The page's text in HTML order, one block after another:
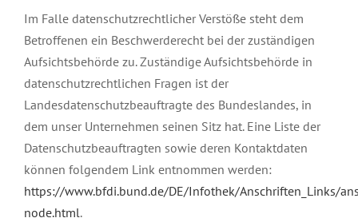
Im Falle datenschutzrechtlicher Verstöße steht dem
Betroffenen ein Beschwerderecht bei der zuständigen
Aufsichtsbehörde zu. Zuständige Aufsichtsbehörde in
datenschutzrechtlichen Fragen ist der
Landesdatenschutzbeauftragte des Bundeslandes, in
dem unser Unternehmen seinen Sitz hat. Eine Liste der
Datenschutzbeauftragten sowie deren Kontaktdaten
können folgendem Link entnommen werden:
https://www.bfdi.bund.de/DE/Infothek/Anschriften_Links/
node.html.